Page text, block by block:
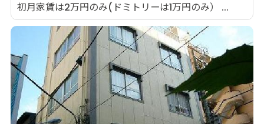
初月家賃は2万円のみ(ドミトリーは1万円のみ） ...